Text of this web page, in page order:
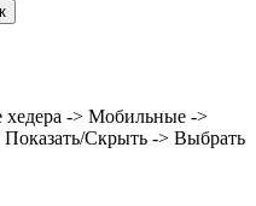
хедера -> Мобильные ->
Скрыть -> Выбрать